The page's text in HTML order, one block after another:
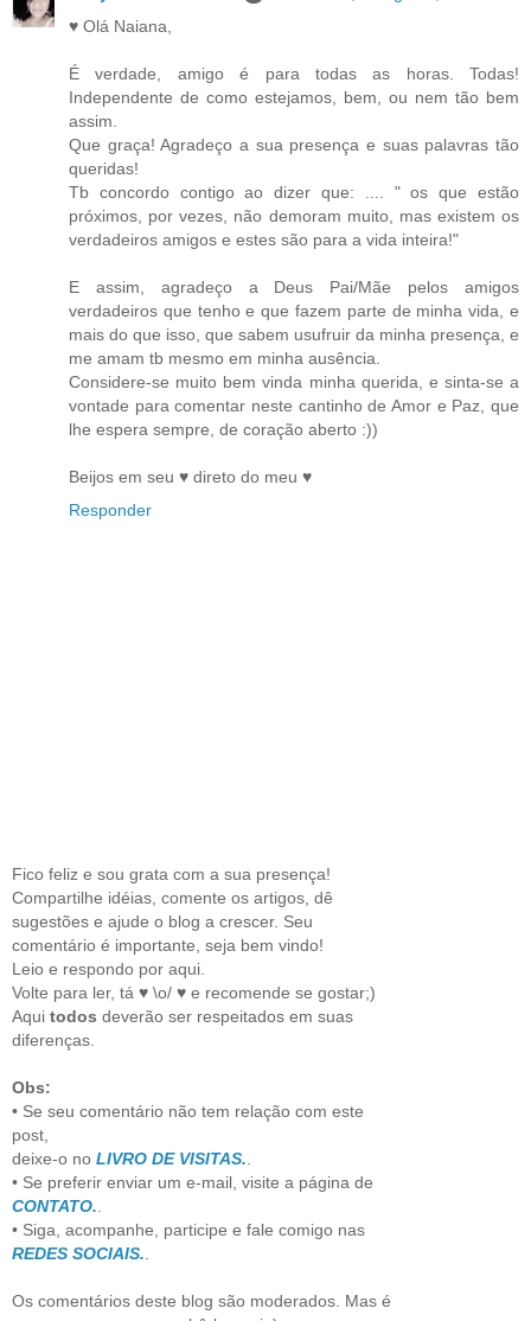
♥ Olá Naiana,
É verdade, amigo é para todas as horas. Todas!
Independente de como estejamos, bem, ou nem tão bem
assim.
Que graça! Agradeço a sua presença e suas palavras tão
queridas!
Tb concordo contigo ao dizer que: .... " os que estão
próximos, por vezes, não demoram muito, mas existem os
verdadeiros amigos e estes são para a vida inteira!"
E assim, agradeço a Deus Pai/Mãe pelos amigos
verdadeiros que tenho e que fazem parte de minha vida, e
mais do que isso, que sabem usufruir da minha presença, e
me amam tb mesmo em minha ausência.
Considere-se muito bem vinda minha querida, e sinta-se a
vontade para comentar neste cantinho de Amor e Paz, que
lhe espera sempre, de coração aberto :))
Beijos em seu ♥ direto do meu ♥
Responder
Fico feliz e sou grata com a sua presença!
Compartilhe idéias, comente os artigos, dê
sugestões e ajude o blog a crescer. Seu
comentário é importante, seja bem vindo!
Leio e respondo por aqui.
Volte para ler, tá ♥ \o/ ♥ e recomende se gostar;)
Aqui todos deverão ser respeitados em suas
diferenças.
Obs:
• Se seu comentário não tem relação com este
post,
deixe-o no LIVRO DE VISITAS..
• Se preferir enviar um e-mail, visite a página de
CONTATO..
• Siga, acompanhe, participe e fale comigo nas
REDES SOCIAIS..
Os comentários deste blog são moderados. Mas é